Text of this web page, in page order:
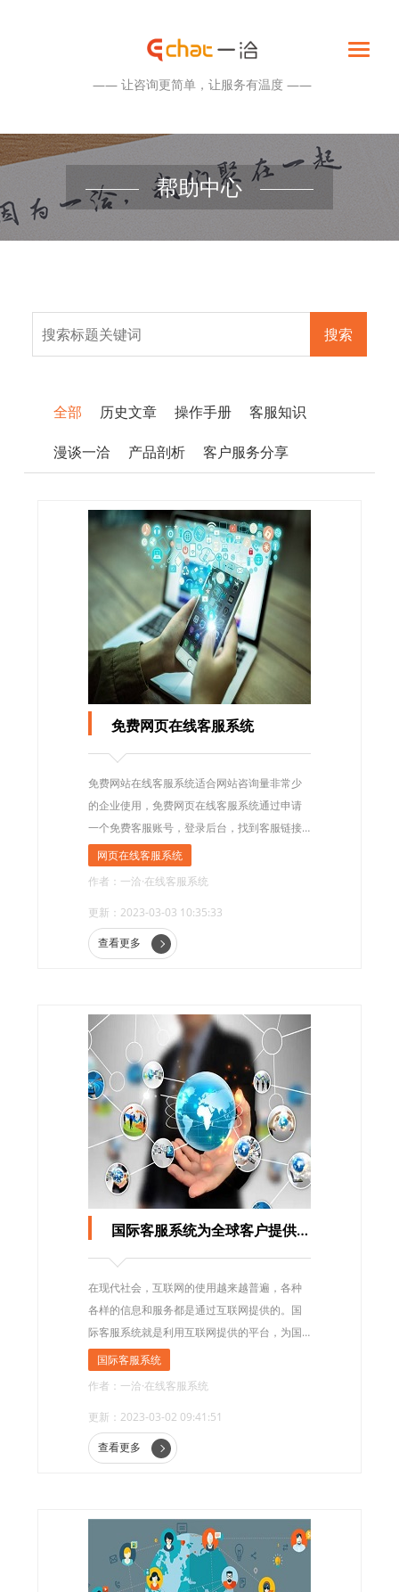
—— 让咨询更简单，让服务有温度 ——
帮助中心
搜索
全部 历史文章 操作手册 客服知识
漫谈一洽 产品剖析 客户服务分享
免费网页在线客服系统
免费网站在线客服系统适合网站咨询量非常少
的企业使用，免费网页在线客服系统通过申请
一个免费客服账号，登录后台，找到客服链接
通过选择样式，一般有两种样式，分别是独立
网页在线客服系统
作者：一洽·在线客服系统
更新：2023-03-03 10:35:33
查看更多
国际客服系统为全球客户提供专业服务
在现代社会，互联网的使用越来越普遍，各种
各样的信息和服务都是通过互联网提供的。国
际客服系统就是利用互联网提供的平台，为国
际客户提供在线服务的沟通工具。
国际客服系统
作者：一洽·在线客服系统
更新：2023-03-02 09:41:51
查看更多